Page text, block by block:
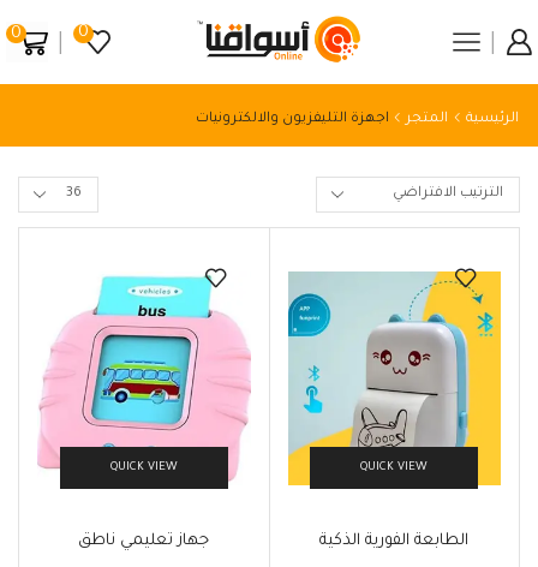
0
0
الرئيسية المتجر اجهزة التليفزيون والالكترونيات
QUICK VIEW
الطابعة الفورية الذكية
QUICK VIEW
جهاز تعليمي ناطق